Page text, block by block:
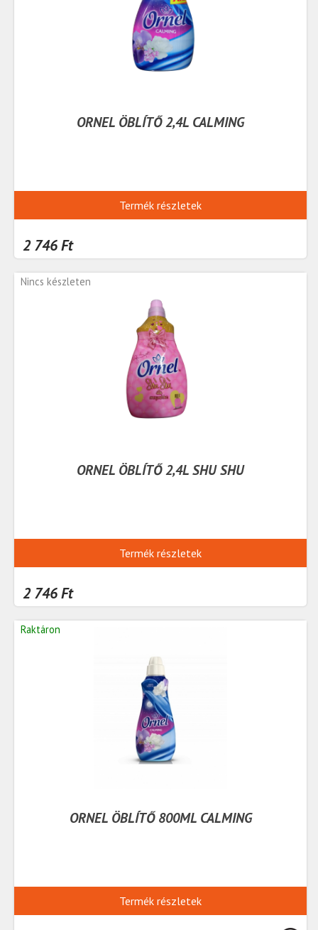
ORNEL ÖBLÍTŐ 2,4L CALMING
Termék részletek
2 746 Ft
Nincs készleten
ORNEL ÖBLÍTŐ 2,4L SHU SHU
Termék részletek
2 746 Ft
Raktáron
ORNEL ÖBLÍTŐ 800ML CALMING
Termék részletek